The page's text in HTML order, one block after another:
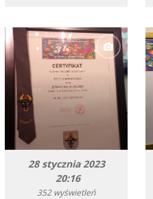
28 stycznia 2023
20:16
352 wyświetleń